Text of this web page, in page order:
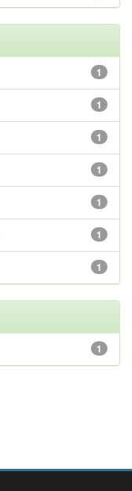
1
1
1
1
1
1
1
1